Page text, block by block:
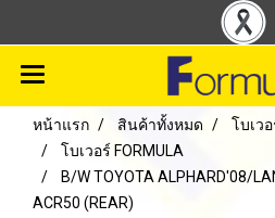
หน้าแรก สินค้าทั้งหมด
โบเว
โบเวอร์ FORMULA
B/W TOYOTA ALPHARD'08/
ACR50 (REAR)